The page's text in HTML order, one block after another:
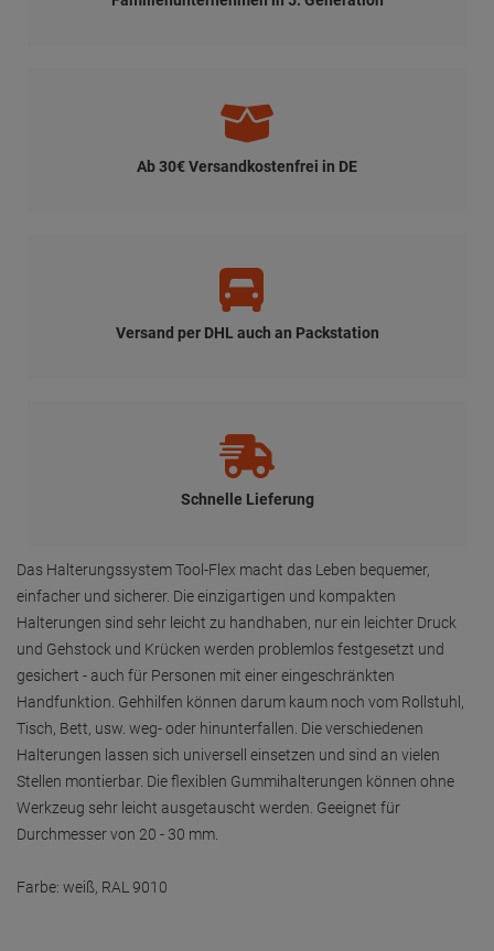
Ab 30€ Versandkostenfrei in DE
Versand per DHL auch an Packstation
Schnelle Lieferung
Das Halterungssystem Tool-Flex macht das Leben bequemer,
einfacher und sicherer. Die einzigartigen und kompakten
Halterungen sind sehr leicht zu handhaben, nur ein leichter Druck
und Gehstock und Krücken werden problemlos festgesetzt und
gesichert - auch für Personen mit einer eingeschränkten
Handfunktion. Gehhilfen können darum kaum noch vom Rollstuhl,
Tisch, Bett, usw. weg- oder hinunterfallen. Die verschiedenen
Halterungen lassen sich universell einsetzen und sind an vielen
Stellen montierbar. Die flexiblen Gummihalterungen können ohne
Werkzeug sehr leicht ausgetauscht werden. Geeignet für
Durchmesser von 20 - 30 mm.
Farbe: weiß, RAL 9010